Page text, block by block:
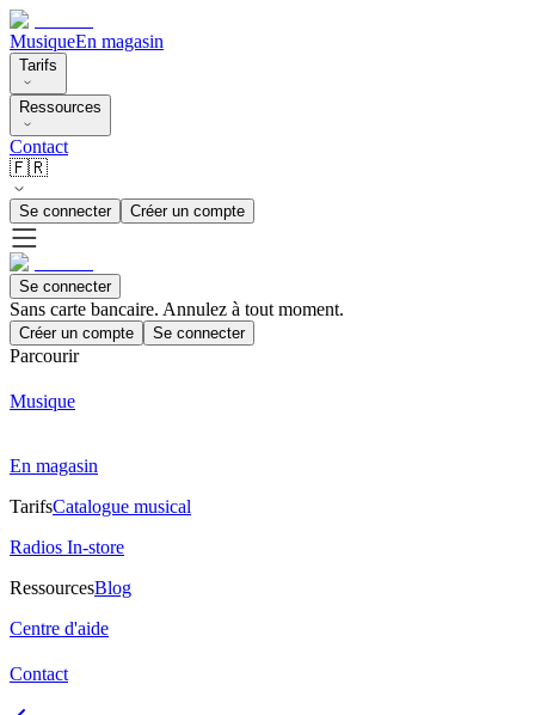
MusiqueEn magasin
Tarifs
Ressources
Contact
🇫🇷
Se connecter Créer un compte
Se connecter
Sans carte bancaire. Annulez à tout moment.
Créer un compte Se connecter
Parcourir
Musique
En magasin
TarifsCatalogue musical
Radios In-store
RessourcesBlog
Centre d'aide
Contact